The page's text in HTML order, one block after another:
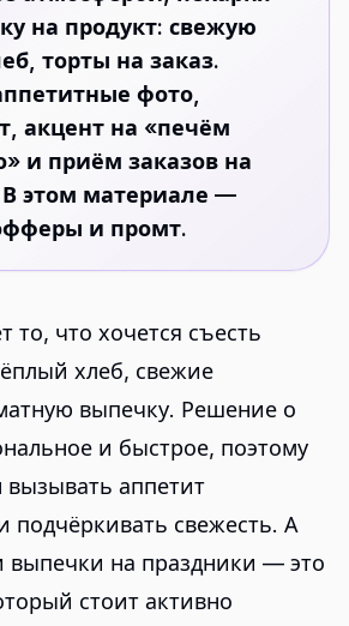
на продукт: свежую
торты на заказ.
фото,
акцент на «печём
и приём заказов на
этом материале —
и промт.
то, что хочется съесть
хлеб, свежие
выпечку. Решение о
и быстрое, поэтому
вызывать аппетит
подчёркивать свежесть. А
выпечки на праздники — это
стоит активно